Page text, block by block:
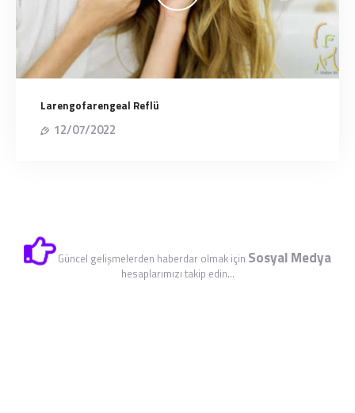
Larengofarengeal Reflü
12/07/2022
Güncel gelişmelerden haberdar olmak için Sosyal Medya
hesaplarımızı takip edin...